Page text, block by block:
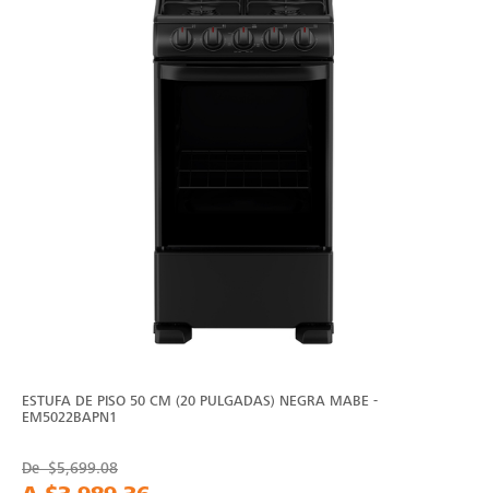
ESTUFA DE PISO 50 CM (20 PULGADAS) NEGRA MABE -
EM5022BAPN1
De$5,699.08